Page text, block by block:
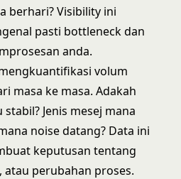
berhari? Visibility ini
pasti bottleneck dan
anda.
volum
masa ke masa. Adakah
Jenis mesej mana
noise datang? Data ini
keputusan tentang
perubahan proses.